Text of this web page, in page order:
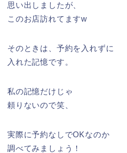
思い出しましたが、
このお店訪れてますw
そのときは、予約を入れずに
入れた記憶です。
私の記憶だけじゃ
頼りないので笑、
実際に予約なしでOKなのか
調べてみましょう！